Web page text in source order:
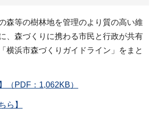
森等の樹林地を管理のより質の高い維
、森づくりに携わる市民と行政が共有
横浜市森づくりガイドライン」をまと
（PDF：1,062KB）
ら】